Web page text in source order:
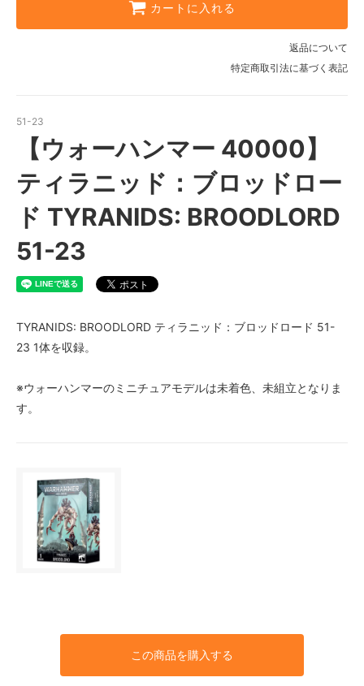
カートに入れる
返品について
特定商取引法に基づく表記
51-23
【ウォーハンマー 40000】
ティラニッド：ブロッドロー
ド TYRANIDS: BROODLORD
51-23
TYRANIDS: BROODLORD ティラニッド：ブロッドロード 51-
23 1体を収録。
※ウォーハンマーのミニチュアモデルは未着色、未組立となりま
す。
この商品を購入する